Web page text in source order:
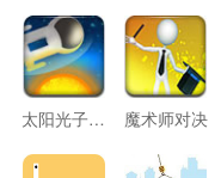
太阳光子防御战 魔术师对决